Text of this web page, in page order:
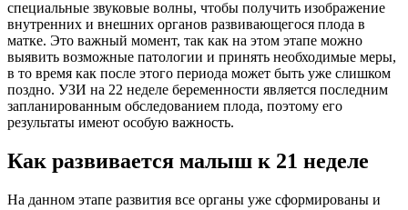
специальные звуковые волны, чтобы получить изображение
внутренних и внешних органов развивающегося плода в
матке. Это важный момент, так как на этом этапе можно
выявить возможные патологии и принять необходимые меры,
в то время как после этого периода может быть уже слишком
поздно. УЗИ на 22 неделе беременности является последним
запланированным обследованием плода, поэтому его
результаты имеют особую важность.
Как развивается малыш к 21 неделе
На данном этапе развития все органы уже сформированы и